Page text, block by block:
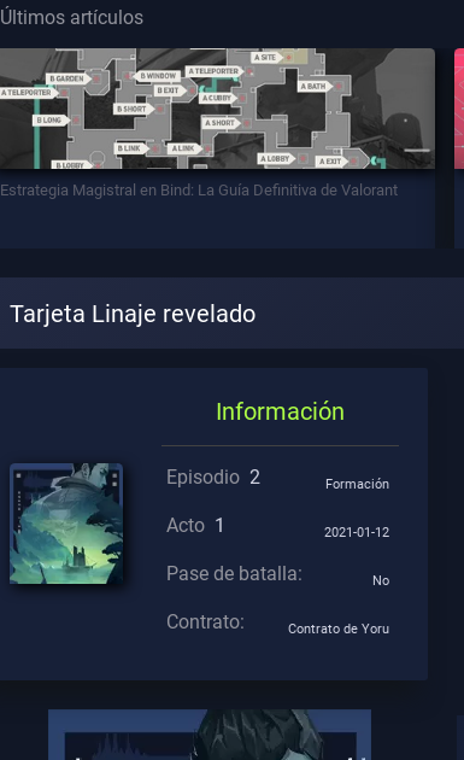
Últimos artículos
Estrategia Magistral en Bind: La Guía Definitiva de Valorant
Tarjeta Linaje revelado
Información
Episodio 2 Formación
Acto 1 2021-01-12
Pase de batalla: No
Contrato: Contrato de Yoru